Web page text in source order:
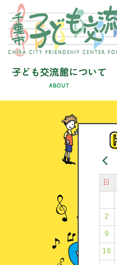
日
2
9
16